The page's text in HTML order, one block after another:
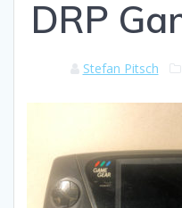
DRP
Stefan Pitsch